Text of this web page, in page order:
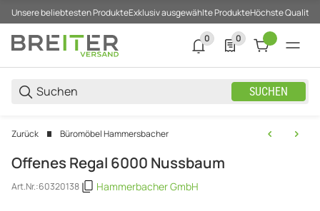
Unsere beliebtesten ProdukteExklusiv ausgewählte ProdukteHöchste Qualität
SUCHEN
0
0 neue Notifizierungen
0
0 Produkte in der
Zurück Büromöbel Hammersbacher
Hammerbacher GmbH
Offenes Regal 6000 Nussbaum
Art.Nr.:60320138